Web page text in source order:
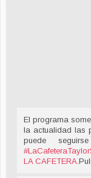
El programa
la actualidad las
puede
LA CAFETERA.